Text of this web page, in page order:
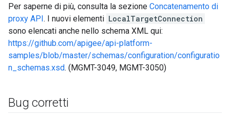
Per saperne di più, consulta la sezione Concatenamento di
proxy API. I nuovi elementi LocalTargetConnection
sono elencati anche nello schema XML qui:
https://github.com/apigee/api-platform-
samples/blob/master/schemas/configuration/configuratio
n_schemas.xsd. (MGMT-3049, MGMT-3050)
Bug corretti